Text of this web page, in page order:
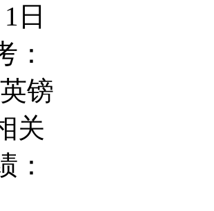
亚非学院的各
院（法律、经
研究）；文科
、宗教研究、
日
：
镑
关
：